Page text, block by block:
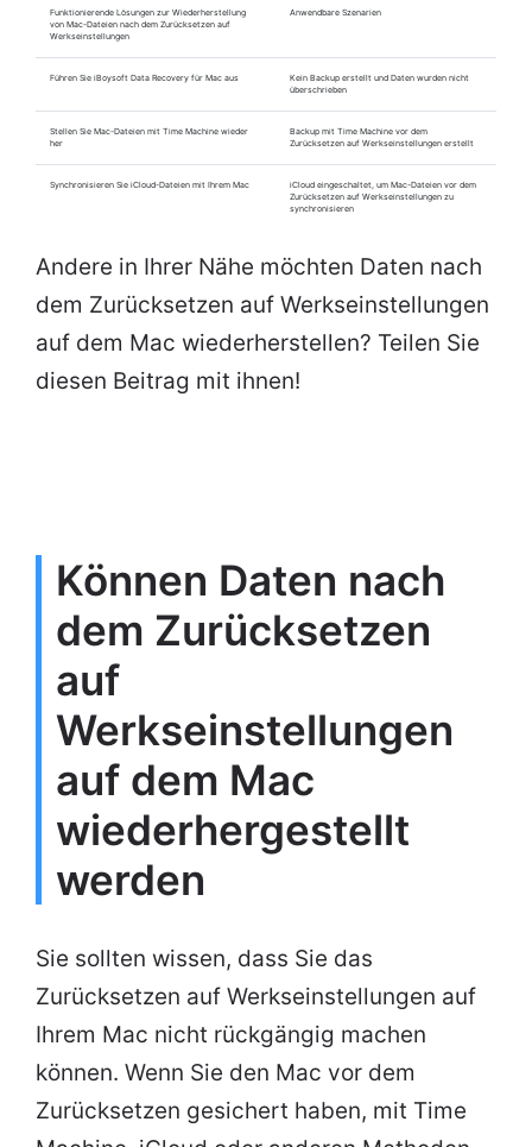
Funktionierende Lösungen zur Wiederherstellung
von Mac-Dateien nach dem Zurücksetzen auf
Werkseinstellungen
Anwendbare Szenarien
Führen Sie iBoysoft Data Recovery für Mac aus
Kein Backup erstellt und Daten wurden nicht
überschrieben
Stellen Sie Mac-Dateien mit Time Machine wieder
her
Backup mit Time Machine vor dem
Zurücksetzen auf Werkseinstellungen erstellt
Synchronisieren Sie iCloud-Dateien mit Ihrem Mac
iCloud eingeschaltet, um Mac-Dateien vor dem
Zurücksetzen auf Werkseinstellungen zu
synchronisieren
Andere in Ihrer Nähe möchten Daten nach
dem Zurücksetzen auf Werkseinstellungen
auf dem Mac wiederherstellen? Teilen Sie
diesen Beitrag mit ihnen!
Können Daten nach
dem Zurücksetzen
auf
Werkseinstellungen
auf dem Mac
wiederhergestellt
werden
Sie sollten wissen, dass Sie das
Zurücksetzen auf Werkseinstellungen auf
Ihrem Mac nicht rückgängig machen
können. Wenn Sie den Mac vor dem
Zurücksetzen gesichert haben, mit Time